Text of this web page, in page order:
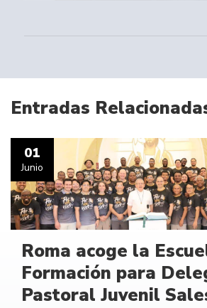
Entradas
01
Junio
Roma acoge la
Formación para
Pastoral Juvenil